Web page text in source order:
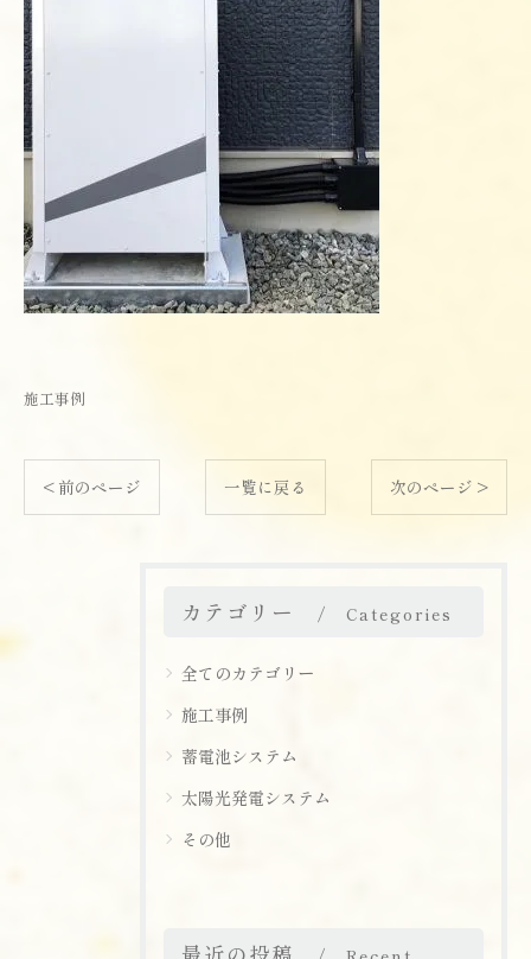
施工事例
< 前のページ 一覧に戻る 次のページ >
カテゴリー Categories
全てのカテゴリー
施工事例
蓄電池システム
太陽光発電システム
その他